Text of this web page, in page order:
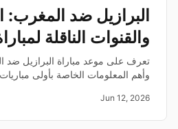
البرازيل ضد المغرب:
والقنوات الناقلة
2026
تعرف على موعد مباراة البرازيل ضد
وأهم المعلومات الخاصة بأولى
Jun 12, 2026